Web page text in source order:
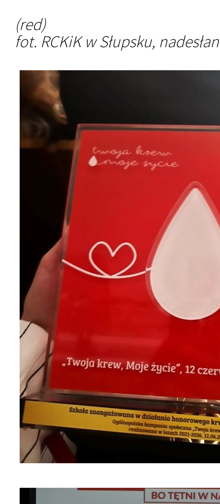
(red)
fot. RCKiK w Słupsku,